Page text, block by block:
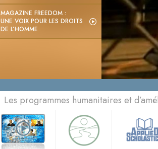
MAGAZINE FREEDOM :
UNE VOIX POUR LES DROITS
DE L’HOMME
Les programmes humanitaires et